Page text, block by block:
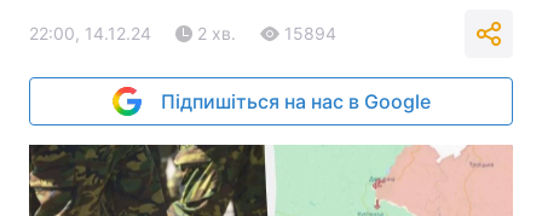
22:00, 14.12.24 2 хв. 15894
Підпишіться на нас в Google